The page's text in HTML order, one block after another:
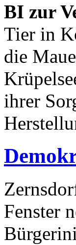
BI zur
Tier in
die
ihrer
Fenster